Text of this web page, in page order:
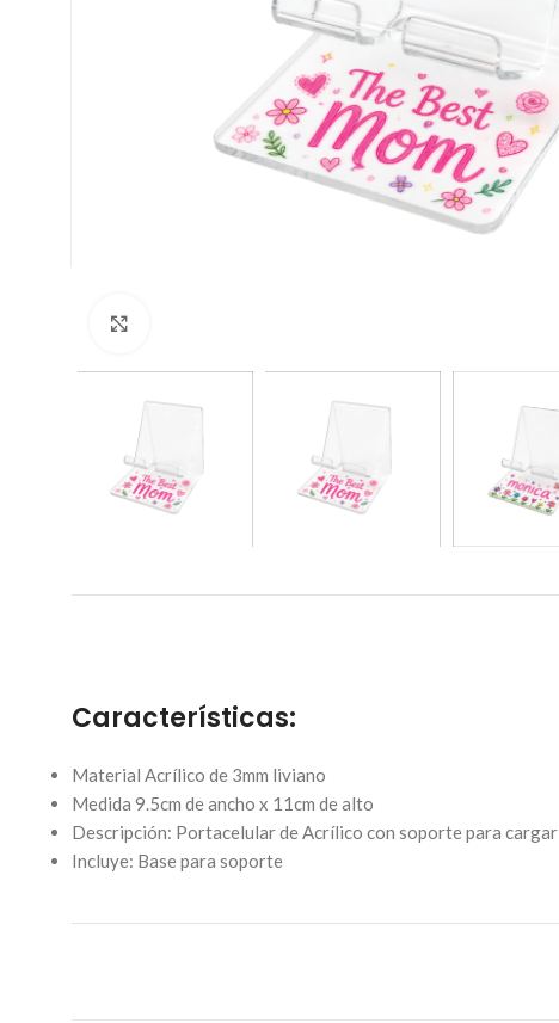
Características:
Material Acrílico de 3mm liviano
Medida 9.5cm de ancho x 11cm de alto
Descripción: Portacelular de Acrílico con soporte para cargar
Incluye: Base para soporte